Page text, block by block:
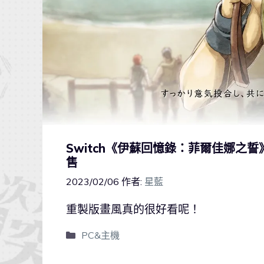
Switch《伊蘇回憶錄：菲爾佳娜之
售
2023/02/06 作者: 星藍
重製版畫風真的很好看呢！
PC&主機